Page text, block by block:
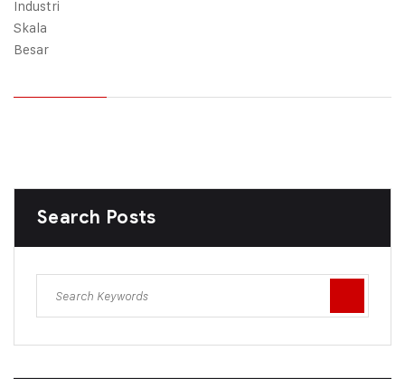
Search Posts